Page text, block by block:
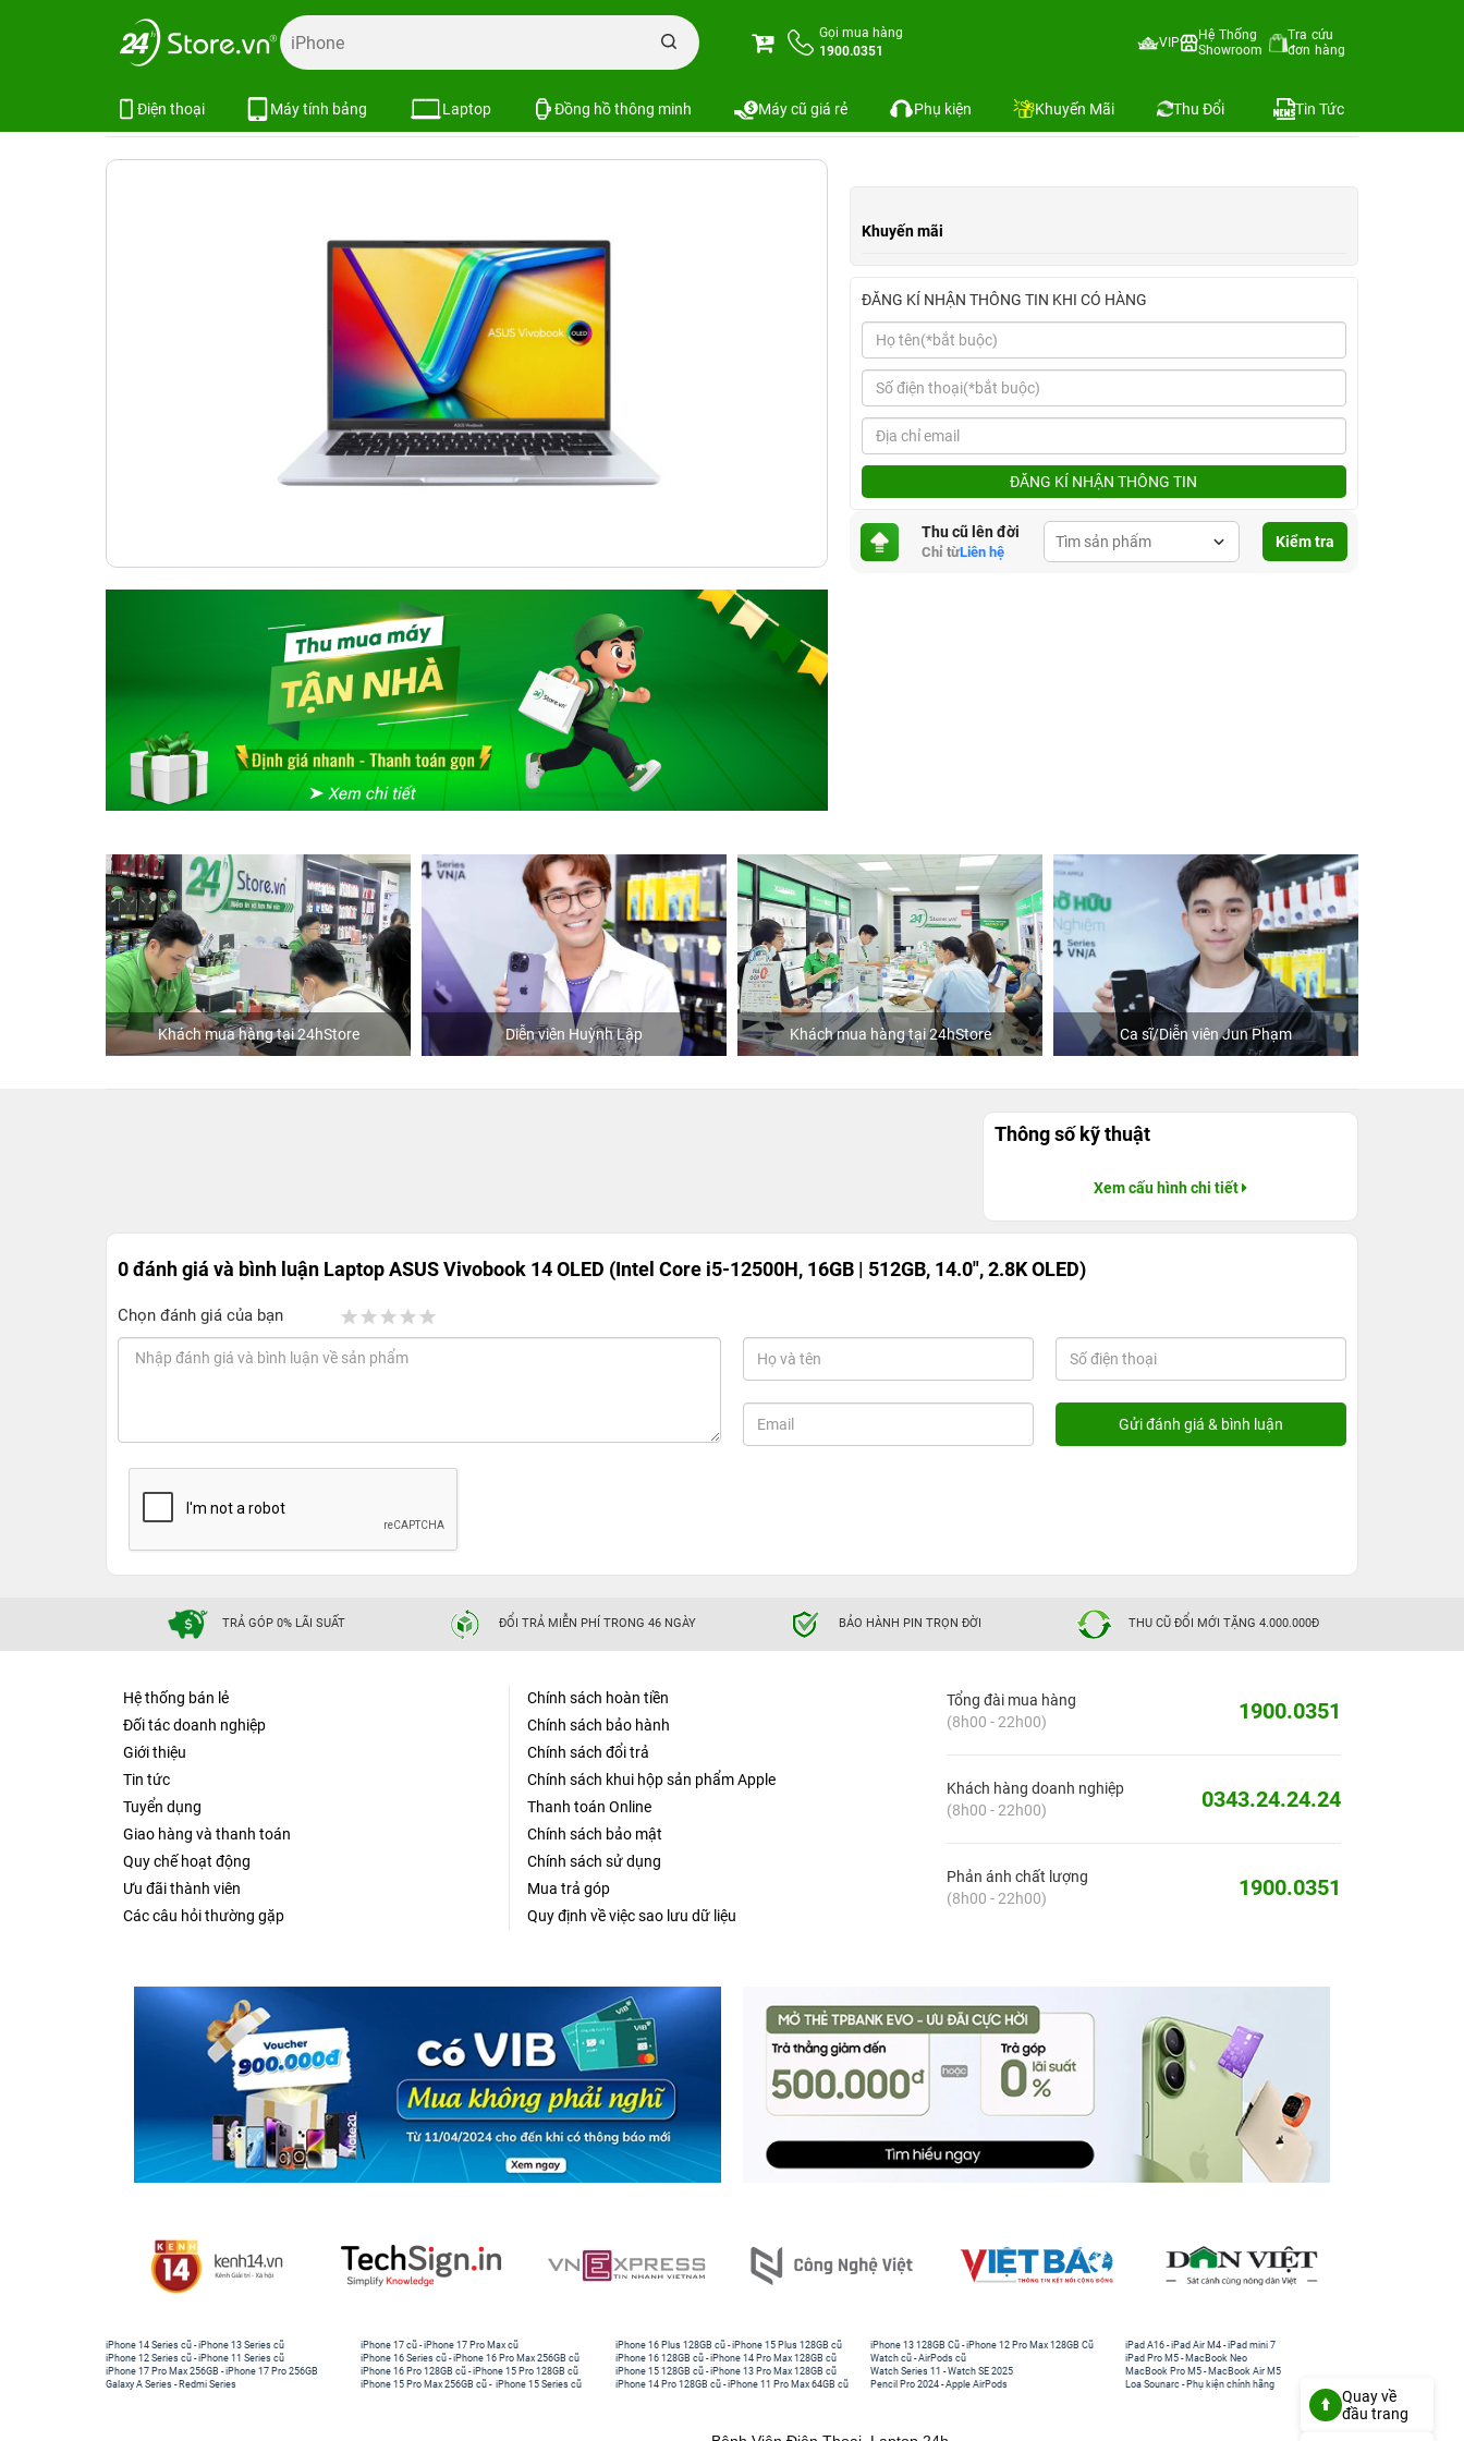
Gọi mua hàng
1900.0351
VIP
Hệ Thống
Showroom
Tra cứu
đơn hàng
Điện thoại Máy tính bảng Laptop Đồng hồ thông minh Máy cũ giá rẻ Phụ kiện Khuyến Mãi Thu Đổi Tin Tức
Trang chủ Laptop Asus Laptop ASUS Vivobook 14 OLED (Intel Core i5-12500H, 16GB | 512GB, 14.0", 2.8K OLED)
Laptop ASUS Vivobook 14 OLED (Intel Core i5-12500H, 16GB | 512GB, 14.0", 2.8K OLED)
Xem cấu hình So sánh
Khuyến mãi
ĐĂNG KÍ NHẬN THÔNG TIN KHI CÓ HÀNG
ĐĂNG KÍ NHẬN THÔNG TIN
Thu cũ lên đời
Chỉ từLiên hệ
Kiểm tra
Khách mua hàng tại 24hStore Diễn viên Huỳnh Lập Khách mua hàng tại 24hStore Ca sĩ/Diễn viên Jun Phạm
Thông số kỹ thuật
Xem cấu hình chi tiết
0 đánh giá và bình luận Laptop ASUS Vivobook 14 OLED (Intel Core i5-12500H, 16GB | 512GB, 14.0", 2.8K OLED)
Chọn đánh giá của bạn
TRẢ GÓP 0% LÃI SUẤT ĐỔI TRẢ MIỄN PHÍ TRONG 46 NGÀY BẢO HÀNH PIN TRỌN ĐỜI THU CŨ ĐỔI MỚI TẶNG 4.000.000Đ
Hệ thống bán lẻ
Đối tác doanh nghiệp
Giới thiệu
Tin tức
Tuyển dụng
Giao hàng và thanh toán
Quy chế hoạt động
Ưu đãi thành viên
Các câu hỏi thường gặp
Chính sách hoàn tiền
Chính sách bảo hành
Chính sách đổi trả
Chính sách khui hộp sản phẩm Apple
Thanh toán Online
Chính sách bảo mật
Chính sách sử dụng
Mua trả góp
Quy định về việc sao lưu dữ liệu
Tổng đài mua hàng
(8h00 - 22h00)
1900.0351
Khách hàng doanh nghiệp
(8h00 - 22h00)
0343.24.24.24
Phản ánh chất lượng
(8h00 - 22h00)
1900.0351
iPhone 14 Series cũ -iPhone 13 Series cũ
iPhone 12 Series cũ -iPhone 11 Series cũ
iPhone 17 Pro Max 256GB -iPhone 17 Pro 256GB
Galaxy A Series - Redmi Series
iPhone 17 cũ -iPhone 17 Pro Max cũ
iPhone 16 Series cũ - iPhone 16 Pro Max 256GB cũ
iPhone 16 Pro 128GB cũ -iPhone 15 Pro 128GB cũ
iPhone 15 Pro Max 256GB cũ - iPhone 15 Series cũ
iPhone 16 Plus 128GB cũ -iPhone 15 Plus 128GB cũ
iPhone 16 128GB cũ -iPhone 14 Pro Max 128GB cũ
iPhone 15 128GB cũ -iPhone 13 Pro Max 128GB cũ
iPhone 14 Pro 128GB cũ -iPhone 11 Pro Max 64GB cũ
iPhone 13 128GB Cũ -iPhone 12 Pro Max 128GB Cũ
Watch cũ -AirPods cũ
Watch Series 11 -Watch SE 2025
Pencil Pro 2024 -Apple AirPods
iPad A16 -iPad Air M4 -iPad mini 7
iPad Pro M5 - MacBook Neo
MacBook Pro M5 - MacBook Air M5
Loa Sounarc - Phụ kiện chính hãng
Quay về
đầu trang